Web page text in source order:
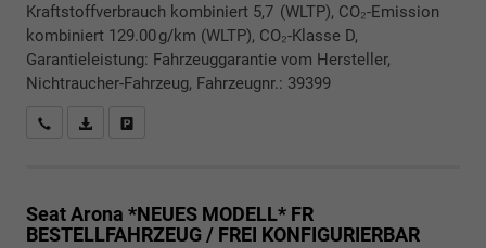
Kraftstoffverbrauch kombiniert 5,7 (WLTP), CO₂-Emission
kombiniert 129.00 g/km (WLTP), CO₂-Klasse D,
Garantieleistung: Fahrzeuggarantie vom Hersteller,
Nichtraucher-Fahrzeug, Fahrzeugnr.: 39399
Rückrufbitte absenden
PDF-Datei, Fahrzeugexposé drucken
Seat Arona *NEUES MODELL* FR
BESTELLFAHRZEUG / FREI KONFIGURIERBAR